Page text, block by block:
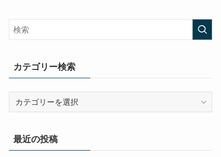
カテゴリー検索
リ
最近の投稿